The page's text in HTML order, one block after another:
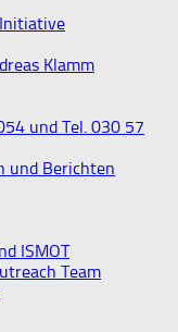
Klamm
und Tel. 030 57
und Berichten
ISMOT
Team